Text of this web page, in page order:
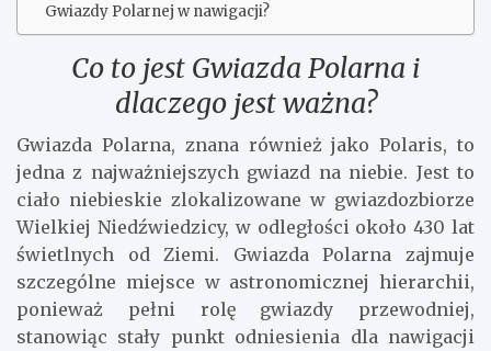
Gwiazdy Polarnej w nawigacji?
Co to jest Gwiazda Polarna i
dlaczego jest ważna?
Gwiazda Polarna, znana również jako Polaris, to
jedna z najważniejszych gwiazd na niebie. Jest to
ciało niebieskie zlokalizowane w gwiazdozbiorze
Wielkiej Niedźwiedzicy, w odległości około 430 lat
świetlnych od Ziemi. Gwiazda Polarna zajmuje
szczególne miejsce w astronomicznej hierarchii,
ponieważ pełni rolę gwiazdy przewodniej,
stanowiąc stały punkt odniesienia dla nawigacji